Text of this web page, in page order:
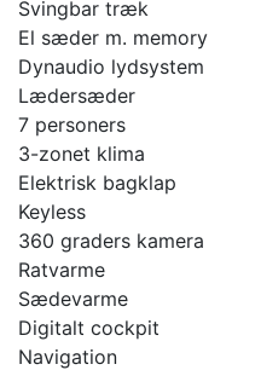
Svingbar træk
El sæder m. memory
Dynaudio lydsystem
Lædersæder
7 personers
3-zonet klima
Elektrisk bagklap
Keyless
360 graders kamera
Ratvarme
Sædevarme
Digitalt cockpit
Navigation